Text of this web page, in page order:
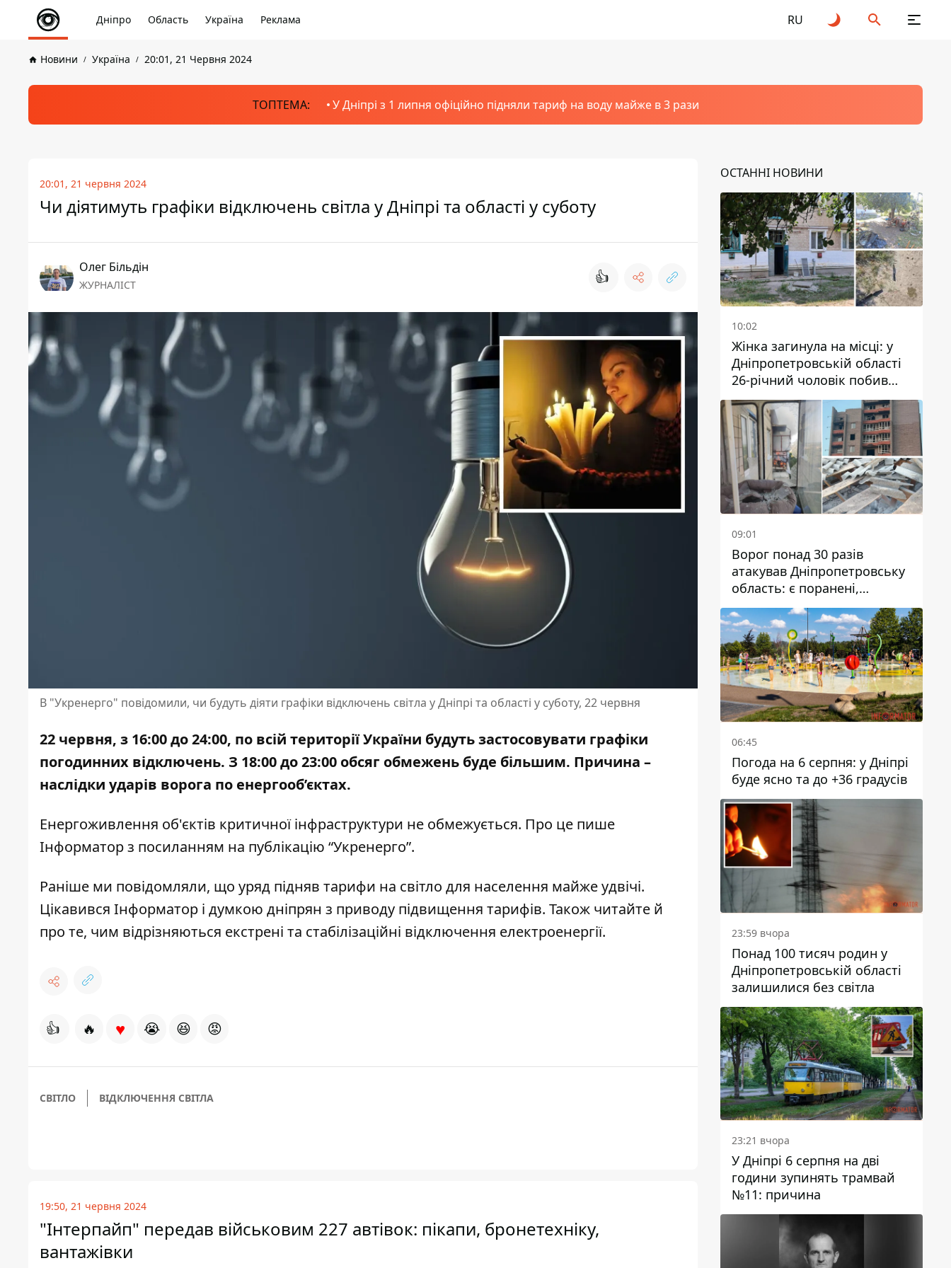
Дніпро Область Україна Реклама RU
Новини Україна 20:01, 21 Червня 2024
ТОПТЕМА: У Дніпрі з 1 липня офіційно підняли тариф на воду майже в 3 рази
20:01, 21 червня 2024
Чи діятимуть графіки відключень світла у Дніпрі та області у суботу
Олег Більдін
ЖУРНАЛІСТ 👍
В "Укренерго" повідомили, чи будуть діяти графіки відключень світла у Дніпрі та області у суботу, 22 червня
22 червня, з 16:00 до 24:00, по всій території України будуть застосовувати графіки
погодинних відключень. З 18:00 до 23:00 обсяг обмежень буде більшим. Причина –
наслідки ударів ворога по енергооб’єктах.
Енергоживлення об'єктів критичної інфраструктури не обмежується. Про це пише
Інформатор з посиланням на публікацію “Укренерго”.
Раніше ми повідомляли, що уряд підняв тарифи на світло для населення майже удвічі.
Цікавився Інформатор і думкою дніпрян з приводу підвищення тарифів. Також читайте й
про те, чим відрізняються екстрені та стабілізаційні відключення електроенергії.
👍 🔥 ♥ 😭 😆 😡
СВІТЛО ВІДКЛЮЧЕННЯ СВІТЛА
19:50, 21 червня 2024
"Інтерпайп" передав військовим 227 автівок: пікапи, бронетехніку,
вантажівки
ОСТАННІ НОВИНИ
10:02
Жінка загинула на місці: у
Дніпропетровській області
26-річний чоловік побив
трьох людей металевим
предметом
09:01
Ворог понад 30 разів
атакував Дніпропетровську
область: є поранені,
пошкоджені ліцей, будинки
та підприємства
06:45
Погода на 6 серпня: у Дніпрі
буде ясно та до +36 градусів
23:59 вчора
Понад 100 тисяч родин у
Дніпропетровській області
залишилися без світла
23:21 вчора
У Дніпрі 6 серпня на дві
години зупинять трамвай
№11: причина